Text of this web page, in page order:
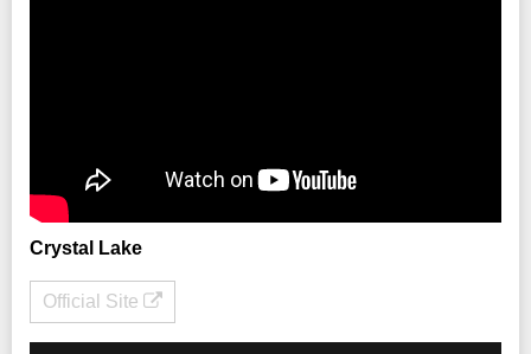
Crystal Lake
Official Site